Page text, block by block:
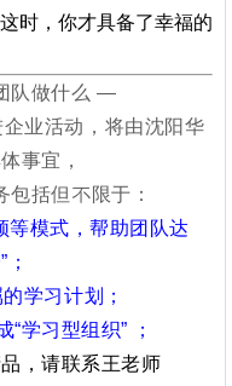
这时，你才具备了幸福的
队做什么 —
业活动，将由沈阳华
事宜，
包括但不限于：
等模式，帮助团队达
学习计划；
学习型组织” ；
，请联系王老师